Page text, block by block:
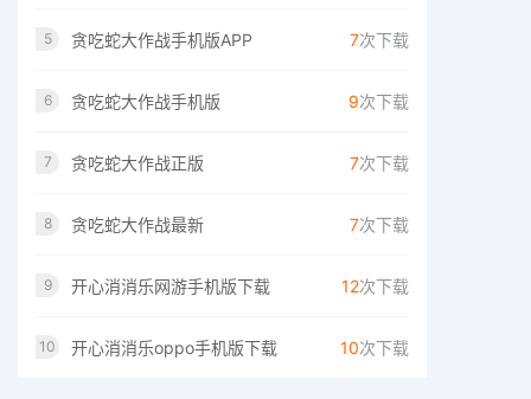
5 贪吃蛇大作战手机版APP 7次下载
6 贪吃蛇大作战手机版 9次下载
7 贪吃蛇大作战正版 7次下载
8 贪吃蛇大作战最新 7次下载
9 开心消消乐网游手机版下载 12次下载
10 开心消消乐oppo手机版下载 10次下载